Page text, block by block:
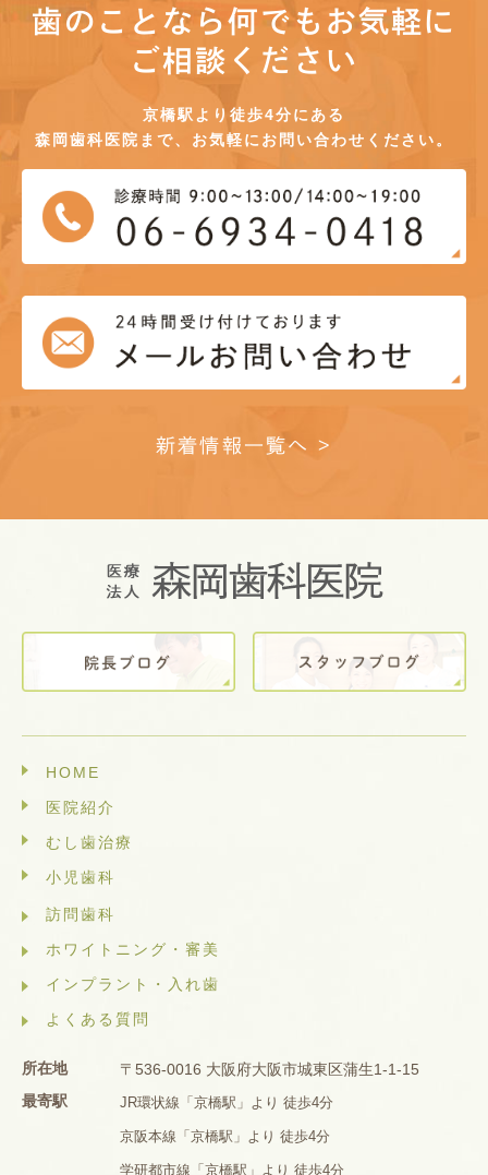
歯のことなら何でもお気軽に
ご相談ください
京橋駅より徒歩4分にある
森岡歯科医院まで、お気軽にお問い合わせください。
新着情報一覧へ >
HOME
医院紹介
むし歯治療
小児歯科
訪問歯科
ホワイトニング・審美
インプラント・入れ歯
よくある質問
所在地
〒536-0016 大阪府大阪市城東区蒲生1-1-15
最寄駅
JR環状線「京橋駅」より 徒歩4分
京阪本線「京橋駅」より 徒歩4分
学研都市線「京橋駅」より 徒歩4分